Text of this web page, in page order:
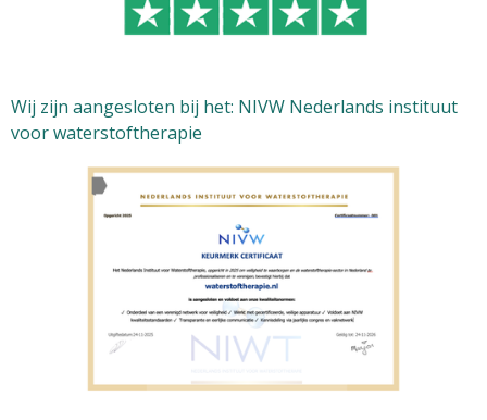
Wij zijn aangesloten bij het: NIVW Nederlands instituut
voor waterstoftherapie